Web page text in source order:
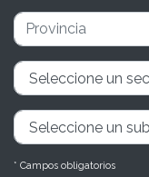
* Campos obligatorios